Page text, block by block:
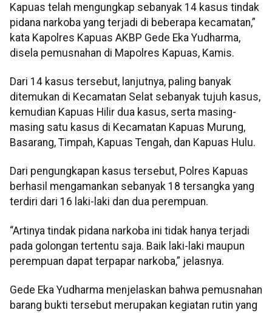
Kapuas telah mengungkap sebanyak 14 kasus tindak
pidana narkoba yang terjadi di beberapa kecamatan,”
kata Kapolres Kapuas AKBP Gede Eka Yudharma,
disela pemusnahan di Mapolres Kapuas, Kamis.
Dari 14 kasus tersebut, lanjutnya, paling banyak
ditemukan di Kecamatan Selat sebanyak tujuh kasus,
kemudian Kapuas Hilir dua kasus, serta masing-
masing satu kasus di Kecamatan Kapuas Murung,
Basarang, Timpah, Kapuas Tengah, dan Kapuas Hulu.
Dari pengungkapan kasus tersebut, Polres Kapuas
berhasil mengamankan sebanyak 18 tersangka yang
terdiri dari 16 laki-laki dan dua perempuan.
“Artinya tindak pidana narkoba ini tidak hanya terjadi
pada golongan tertentu saja. Baik laki-laki maupun
perempuan dapat terpapar narkoba,” jelasnya.
Gede Eka Yudharma menjelaskan bahwa pemusnahan
barang bukti tersebut merupakan kegiatan rutin yang